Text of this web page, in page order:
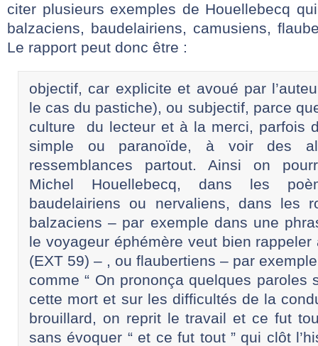
citer plusieurs exemples de Houellebecq
balzaciens, baudelairiens, camusiens,
Le rapport peut donc être :
objectif, car explicite et avoué par
le cas du pastiche), ou subjectif, parce
culture du lecteur et à la merci, parfois
simple ou paranoïde, à voir des
ressemblances partout. Ainsi on
Michel Houellebecq, dans les
baudelairiens ou nervaliens, dans les
balzaciens – par exemple dans une
le voyageur éphémère veut bien
(EXT 59) – , ou flaubertiens – par
comme “ On prononça quelques paroles
cette mort et sur les difficultés de la
brouillard, on reprit le travail et ce fut
sans évoquer “ et ce fut tout ” qui clôt